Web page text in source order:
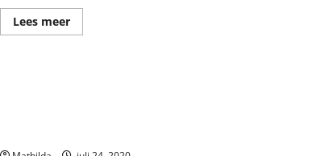
Lees meerLees
meer